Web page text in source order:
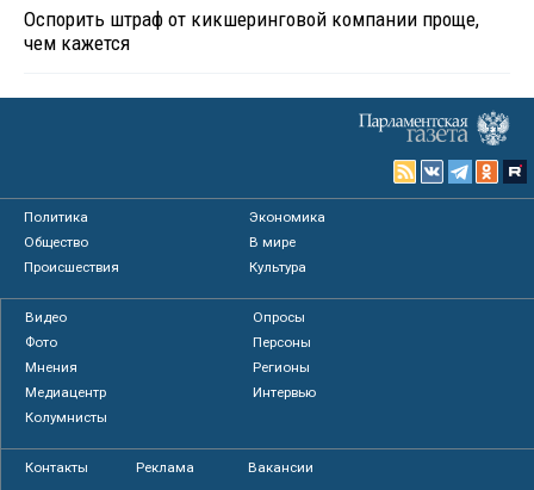
Оспорить штраф от кикшеринговой компании проще,
чем кажется
Политика
Экономика
Общество
В мире
Происшествия
Культура
Видео
Опросы
Фото
Персоны
Мнения
Регионы
Медиацентр
Интервью
Колумнисты
Контакты Реклама Вакансии